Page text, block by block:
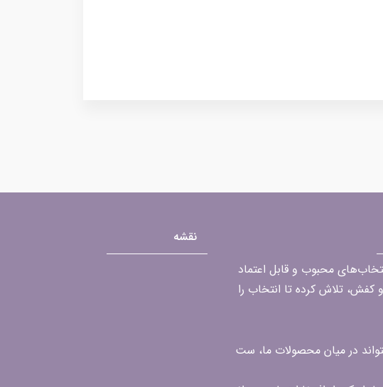
از انتخاب‌های محبوب و قابل اعتماد
تلاش کرده تا انتخاب را
در میان محصولات ما، ست
نقشه